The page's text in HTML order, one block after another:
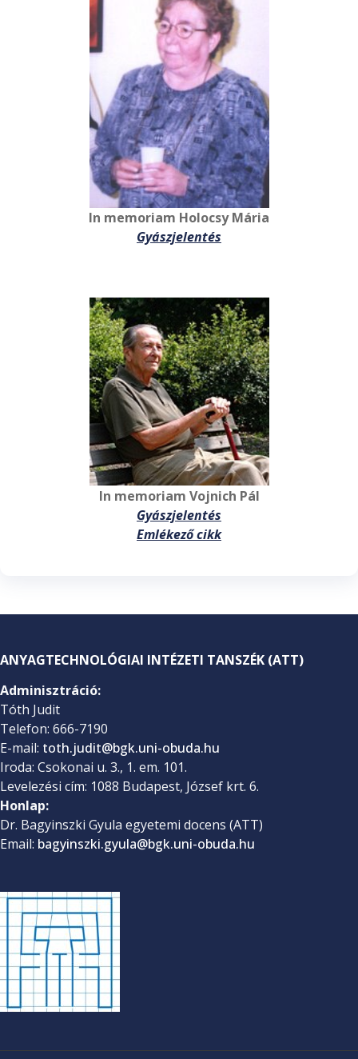
In memoriam Holocsy Mária
Gyászjelentés
In memoriam Vojnich Pál
Gyászjelentés
Emlékező cikk
ANYAGTECHNOLÓGIAI INTÉZETI TANSZÉK (ATT)
Adminisztráció:
Tóth Judit
Telefon: 666-7190
E-mail: toth.judit@bgk.uni-obuda.hu
Iroda: Csokonai u. 3., 1. em. 101.
Levelezési cím: 1088 Budapest, József krt. 6.
Honlap:
Dr. Bagyinszki Gyula egyetemi docens (ATT)
Email: bagyinszki.gyula@bgk.uni-obuda.hu